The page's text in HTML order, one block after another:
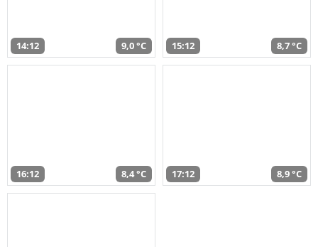
14:12 9,0 °C 15:12 8,7 °C
16:12 8,4 °C 17:12 8,9 °C